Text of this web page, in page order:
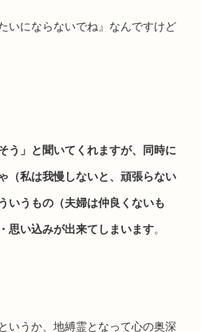
いにならないでね』なんですけど
う」と聞いてくれますが、同時に
（私は我慢しないと、頑張らない
いうもの（夫婦は仲良くないも
思い込みが出来てしまいます。
いうか、地縛霊となって心の奥深